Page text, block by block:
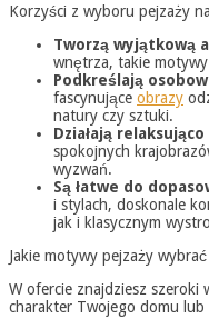
Korzyści z wyboru pejzaży
Tworzą wyjątkową
wnętrza, takie
Podkreślają
fascynujące obrazy
natury czy sztuki.
Działają relaksująco
spokojnych
wyzwań.
Są łatwe do
i stylach, doskonale
jak i klasycznym
Jakie motywy pejzaży
W ofercie znajdziesz
charakter Twojego domu lub